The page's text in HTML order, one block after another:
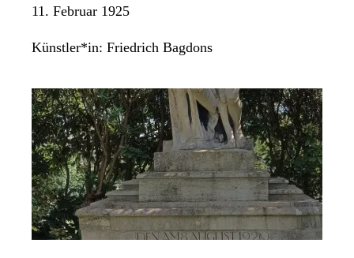
11. Februar 1925
Künstler*in: Friedrich Bagdons